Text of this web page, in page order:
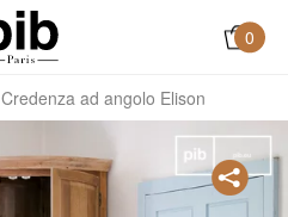
0
Credenza ad angolo Elison